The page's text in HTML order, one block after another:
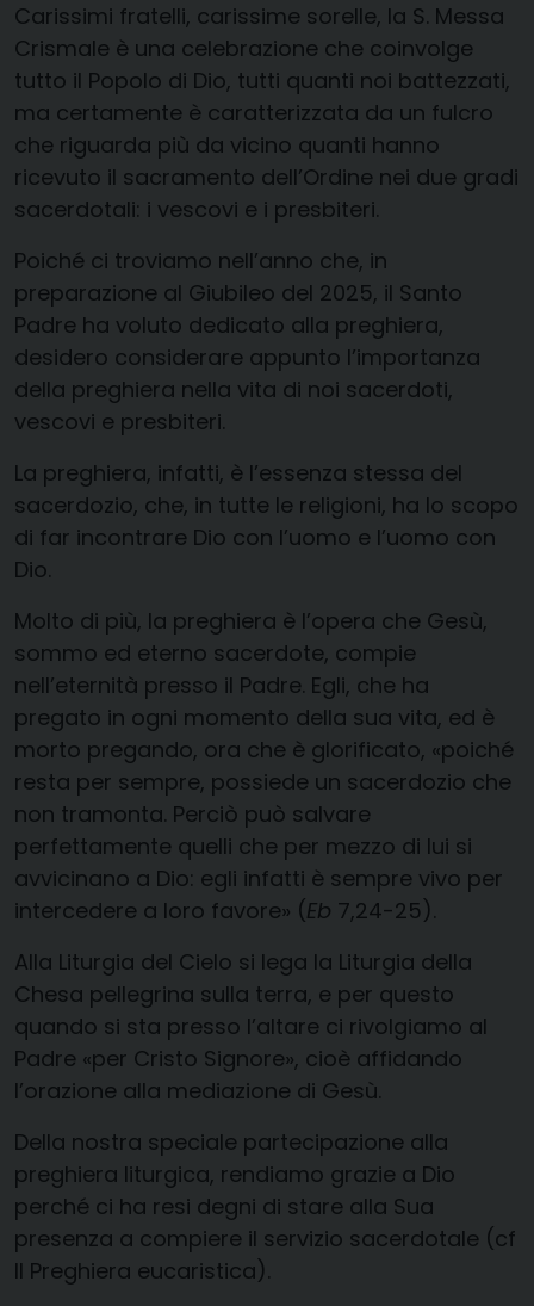
Carissimi fratelli, carissime sorelle, la S. Messa
Crismale è una celebrazione che coinvolge
tutto il Popolo di Dio, tutti quanti noi battezzati,
ma certamente è caratterizzata da un fulcro
che riguarda più da vicino quanti hanno
ricevuto il sacramento dell’Ordine nei due gradi
sacerdotali: i vescovi e i presbiteri.
Poiché ci troviamo nell’anno che, in
preparazione al Giubileo del 2025, il Santo
Padre ha voluto dedicato alla preghiera,
desidero considerare appunto l’importanza
della preghiera nella vita di noi sacerdoti,
vescovi e presbiteri.
La preghiera, infatti, è l’essenza stessa del
sacerdozio, che, in tutte le religioni, ha lo scopo
di far incontrare Dio con l’uomo e l’uomo con
Dio.
Molto di più, la preghiera è l’opera che Gesù,
sommo ed eterno sacerdote, compie
nell’eternità presso il Padre. Egli, che ha
pregato in ogni momento della sua vita, ed è
morto pregando, ora che è glorificato, «poiché
resta per sempre, possiede un sacerdozio che
non tramonta. Perciò può salvare
perfettamente quelli che per mezzo di lui si
avvicinano a Dio: egli infatti è sempre vivo per
intercedere a loro favore» (Eb 7,24-25).
Alla Liturgia del Cielo si lega la Liturgia della
Chesa pellegrina sulla terra, e per questo
quando si sta presso l’altare ci rivolgiamo al
Padre «per Cristo Signore», cioè affidando
l’orazione alla mediazione di Gesù.
Della nostra speciale partecipazione alla
preghiera liturgica, rendiamo grazie a Dio
perché ci ha resi degni di stare alla Sua
presenza a compiere il servizio sacerdotale (cf
II Preghiera eucaristica).